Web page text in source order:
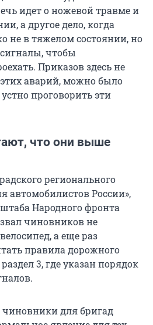
идет о ножевой травме и
а другое дело, когда
не в тяжелом состоянии, но
чтобы
Приказов здесь не
аварий, можно было
проговорить эти
что они выше
регионального
автомобилистов России»,
Народного фронта
чиновников не
а еще раз
правила дорожного
3, где указан порядок
для бригад